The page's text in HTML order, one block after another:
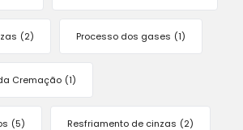
(2) Processo dos gases (1)
Cremação (1)
(5) Resfriamento de cinzas (2)